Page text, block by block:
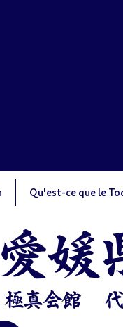
Qu'est-ce que le
真会館 ​代
媛